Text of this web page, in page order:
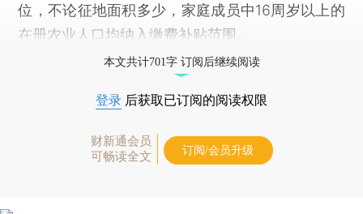
位，不论征地面积多少，家庭成员中16周岁以上的
在册农业人口均纳入缴费补贴范围。
本文共计701字 订阅后继续阅读
登录 后获取已订阅的阅读权限
财新通会员
可畅读全文
订阅/会员升级